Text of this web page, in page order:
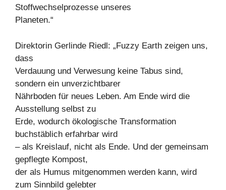
Stoffwechselprozesse unseres
Planeten.“
Direktorin Gerlinde Riedl: „Fuzzy Earth zeigen uns,
dass
Verdauung und Verwesung keine Tabus sind,
sondern ein unverzichtbarer
Nährboden für neues Leben. Am Ende wird die
Ausstellung selbst zu
Erde, wodurch ökologische Transformation
buchstäblich erfahrbar wird
– als Kreislauf, nicht als Ende. Und der gemeinsam
gepflegte Kompost,
der als Humus mitgenommen werden kann, wird
zum Sinnbild gelebter